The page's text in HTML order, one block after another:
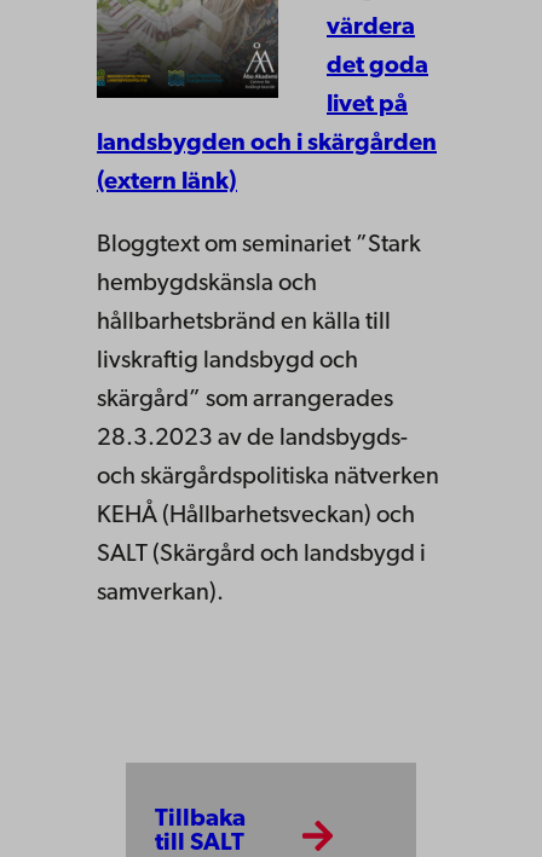
värdera
det goda
livet på
landsbygden och i skärgården
(extern länk)
Bloggtext om seminariet ”Stark
hembygdskänsla och
hållbarhetsbränd en källa till
livskraftig landsbygd och
skärgård” som arrangerades
28.3.2023 av de landsbygds-
och skärgårdspolitiska nätverken
KEHÅ (Hållbarhetsveckan) och
SALT (Skärgård och landsbygd i
samverkan).
Tillbaka
till SALT